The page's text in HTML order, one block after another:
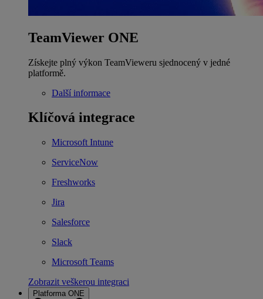
TeamViewer ONE
Získejte plný výkon TeamVieweru sjednocený v jedné
platformě.
Další informace
Klíčová integrace
Microsoft Intune
ServiceNow
Freshworks
Jira
Salesforce
Slack
Microsoft Teams
Zobrazit veškerou integraci
Platforma ONE